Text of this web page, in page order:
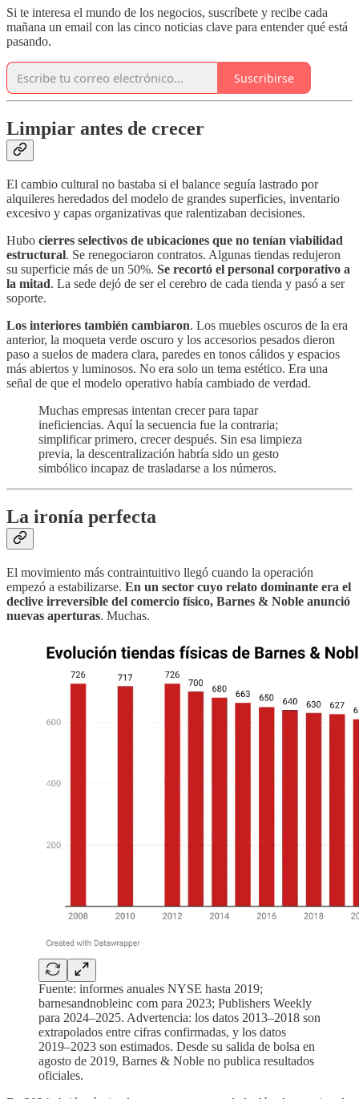
Si te interesa el mundo de los negocios, suscríbete y recibe cada
mañana un email con las cinco noticias clave para entender qué está
pasando.
Suscribirse
Limpiar antes de crecer
El cambio cultural no bastaba si el balance seguía lastrado por
alquileres heredados del modelo de grandes superficies, inventario
excesivo y capas organizativas que ralentizaban decisiones.
Hubo cierres selectivos de ubicaciones que no tenían viabilidad
estructural. Se renegociaron contratos. Algunas tiendas redujeron
su superficie más de un 50%. Se recortó el personal corporativo a
la mitad. La sede dejó de ser el cerebro de cada tienda y pasó a ser
soporte.
Los interiores también cambiaron. Los muebles oscuros de la era
anterior, la moqueta verde oscuro y los accesorios pesados dieron
paso a suelos de madera clara, paredes en tonos cálidos y espacios
más abiertos y luminosos. No era solo un tema estético. Era una
señal de que el modelo operativo había cambiado de verdad.
Muchas empresas intentan crecer para tapar
ineficiencias. Aquí la secuencia fue la contraria;
simplificar primero, crecer después. Sin esa limpieza
previa, la descentralización habría sido un gesto
simbólico incapaz de trasladarse a los números.
La ironía perfecta
El movimiento más contraintuitivo llegó cuando la operación
empezó a estabilizarse. En un sector cuyo relato dominante era el
declive irreversible del comercio físico, Barnes & Noble anunció
nuevas aperturas. Muchas.
Fuente: informes anuales NYSE hasta 2019;
barnesandnobleinc com para 2023; Publishers Weekly
para 2024–2025. Advertencia: los datos 2013–2018 son
extrapolados entre cifras confirmadas, y los datos
2019–2023 son estimados. Desde su salida de bolsa en
agosto de 2019, Barnes & Noble no publica resultados
oficiales.